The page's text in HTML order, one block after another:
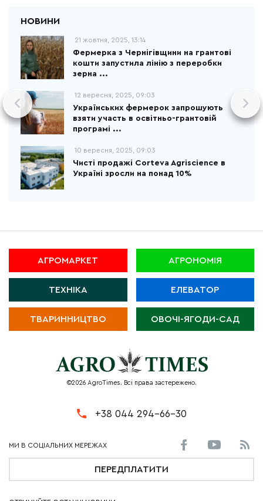
21 жовтня, 2025, 13:14
Фермерка з Чернігівщини на грантові
кошти запустила лінію з переробки
зерна ...
12 вересня, 2025, 09:03
Українських фермерок запрошують
взяти участь в освітньо-грантовій
програмі ...
10 вересня, 2025, 09:03
Чисті продажі Corteva Agriscience в
Україні зросли на понад 10%
АГРОМАРКЕТ АГРОНОМІЯ
ТЕХНІКА ЕЛЕВАТОР
ТВАРИННИЦТВО ОВОЧІ-ЯГОДИ-САД
©2026 AgroTimes. Всі права застережено.
+38 044 294-66-30
ПЕРЕДПЛАТИТИ